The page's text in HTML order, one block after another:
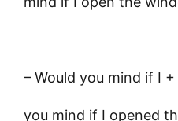
– Would you mind if I
you mind if I opened